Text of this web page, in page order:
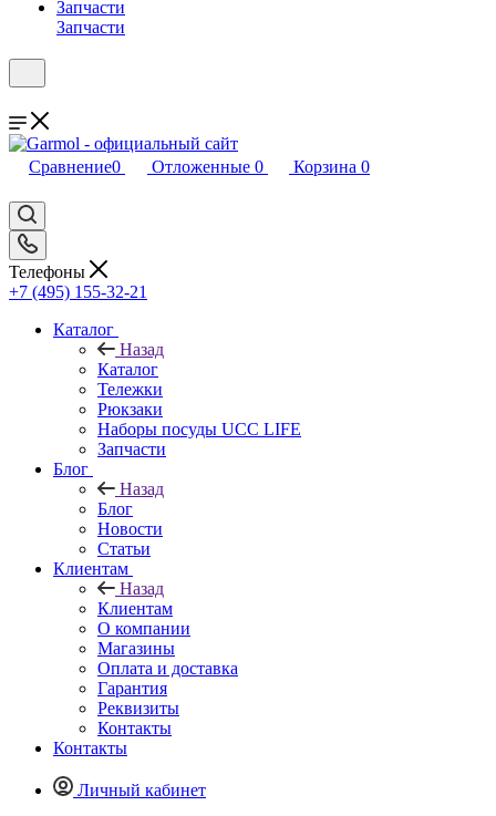
Запчасти
Сравнение0 Отложенные 0 Корзина 0
Телефоны
+7 (495) 155-32-21
Каталог
Назад
Каталог
Тележки
Рюкзаки
Наборы посуды UCC LIFE
Запчасти
Блог
Назад
Блог
Новости
Статьи
Клиентам
Назад
Клиентам
О компании
Магазины
Оплата и доставка
Гарантия
Реквизиты
Контакты
Контакты
Личный кабинет